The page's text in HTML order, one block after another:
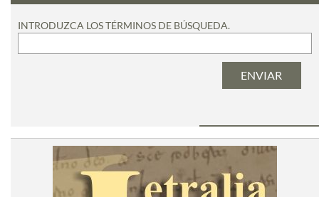
INTRODUZCA LOS TÉRMINOS DE BÚSQUEDA.